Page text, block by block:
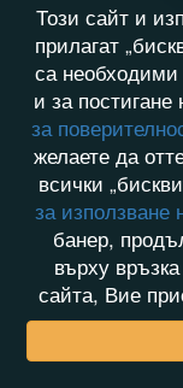
Този сайт и
прилагат
са
и за
за
желаете да
всички
за използване
банер,
върху
сайта, Вие